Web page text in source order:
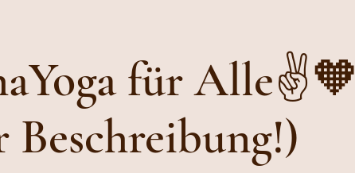
für Alle✌️🧡
Beschreibung!)